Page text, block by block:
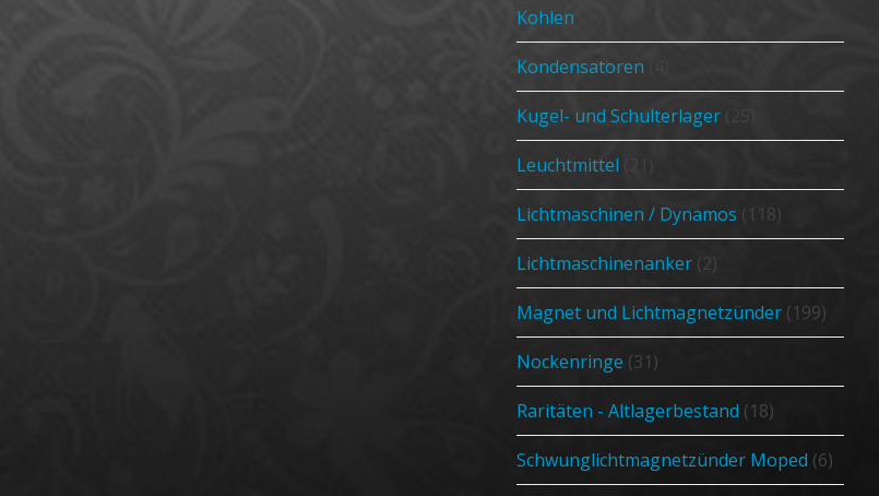
Kohlen
Kondensatoren
Kugel- und Schulterlager
Leuchtmittel
Lichtmaschinen / Dynamos (118)
Lichtmaschinenanker (2)
Magnet und Lichtmagnetzünder (199)
Nockenringe (31)
Raritäten - Altlagerbestand (18)
Schwunglichtmagnetzünder Moped (6)